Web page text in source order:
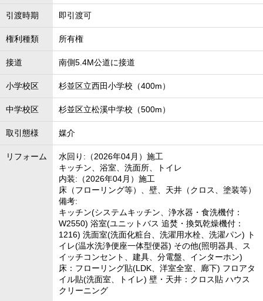
引渡時期 即引渡可
権利種類 所有権
接道 南側5.4M公道に接道
小学校区 杉並区立西田小学校（400m）
中学校区 杉並区立松溪中学校（500m）
取引態様 媒介
リフォーム
水回り:（2026年04月）施工
キッチン、浴室、洗面所、トイレ
内装:（2026年04月）施工
床（フローリング等）、壁、天井（クロス、塗装等）
備考:
キッチン(システムキッチン、浄水器・食洗機付：
W2550) 浴室(ユニットバス 追焚・換気乾燥機付：
1216) 洗面室(洗面化粧台、洗濯用水栓、洗濯パン) ト
イレ(温水洗浄便座一体型便器) その他(照明器具、ス
イッチコンセント、建具、分電盤、インターホン)
床：フローリング貼(LDK、洋室全室、廊下) フロアタ
イル貼(洗面室、トイレ) 壁・天井：クロス貼 ハウス
クリーニング